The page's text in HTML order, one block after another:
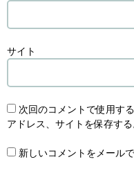
サイト
次回のコメントで使用す
アドレス、サイトを保存する
新しいコメントをメール